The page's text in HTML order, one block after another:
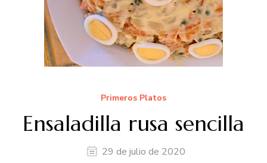
Primeros Platos
Ensaladilla rusa sencilla
29 de julio de 2020